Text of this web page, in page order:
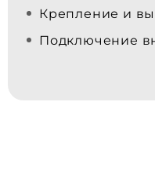
Крепление и
Подключение